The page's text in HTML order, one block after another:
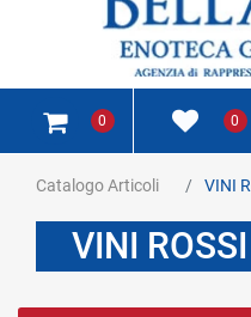
0 0
Catalogo Articoli VINI
VINI